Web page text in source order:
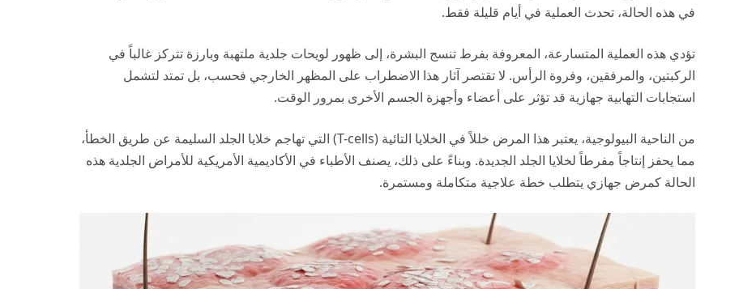
في هذه الحالة، تحدث العملية في أيام قليلة فقط.
تؤدي هذه العملية المتسارعة، المعروفة بفرط تنسج البشرة، إلى ظهور لويحات جلدية ملتهبة وبارزة تتركز غالباً في
الركبتين، والمرفقين، وفروة الرأس. لا تقتصر آثار هذا الاضطراب على المظهر الخارجي فحسب، بل تمتد لتشمل
استجابات التهابية جهازية قد تؤثر على أعضاء وأجهزة الجسم الأخرى بمرور الوقت.
من الناحية البيولوجية، يعتبر هذا المرض خللاً في الخلايا التائية (T-cells) التي تهاجم خلايا الجلد السليمة عن طريق الخطأ،
مما يحفز إنتاجاً مفرطاً لخلايا الجلد الجديدة. وبناءً على ذلك، يصنف الأطباء في الأكاديمية الأمريكية للأمراض الجلدية هذه
الحالة كمرض جهازي يتطلب خطة علاجية متكاملة ومستمرة.